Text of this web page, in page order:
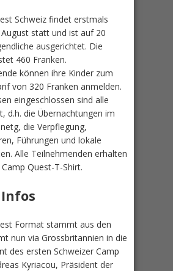
Schweiz findet erstmals
statt und ist auf 20
ausgerichtet. Die
460 Franken.
können ihre Kinder zum
von 320 Franken anmelden.
eingeschlossen sind alle
d.h. die Übernachtungen im
die Verpflegung,
Führungen und lokale
Alle Teilnehmenden erhalten
Quest-T-Shirt.
Format stammt aus den
nun via Grossbritannien in die
des ersten Schweizer Camp
Kyriacou, Präsident der